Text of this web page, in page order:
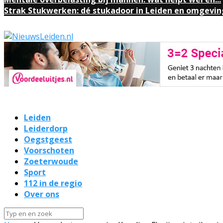
Strak Stukwerken: dé stukadoor in Leiden en
Leiden
Leiderdorp
Oegstgeest
Voorschoten
Zoeterwoude
Sport
112 in de regio
Over ons